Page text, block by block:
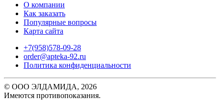
О компании
Как заказать
Популярные вопросы
Карта сайта
+7(958)578-09-28
order@apteka-92.ru
Политика конфиденциальности
© ООО ЭЛДАМИДА, 2026
Имеются противопоказания.